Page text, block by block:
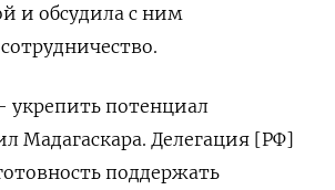
и обсудила с ним
укрепить потенциал
Мадагаскара. Делегация [РФ]
поддержать